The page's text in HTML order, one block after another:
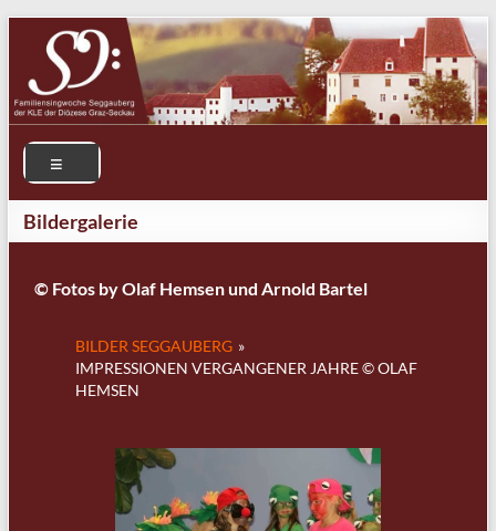
Bildergalerie
© Fotos by Olaf Hemsen und Arnold Bartel
BILDER SEGGAUBERG »
IMPRESSIONEN VERGANGENER JAHRE © OLAF
HEMSEN